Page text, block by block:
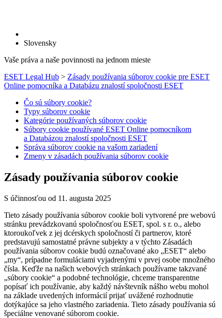
Slovensky
Vaše práva a naše povinnosti na jednom mieste
ESET Legal Hub > Zásady používania súborov cookie pre ESET
Online pomocníka a Databázu znalostí spoločnosti ESET
Čo sú súbory cookie?
Typy súborov cookie
Kategórie používaných súborov cookie
Súbory cookie používané ESET Online pomocníkom
a Databázou znalostí spoločnosti ESET
Správa súborov cookie na vašom zariadení
Zmeny v zásadách používania súborov cookie
Zásady používania súborov cookie
S účinnosťou od 11. augusta 2025
Tieto zásady používania súborov cookie boli vytvorené pre webovú
stránku prevádzkovanú spoločnosťou ESET, spol. s r. o., alebo
ktoroukoľvek z jej dcérskych spoločností či partnerov, ktoré
predstavujú samostatné právne subjekty a v týchto Zásadách
používania súborov cookie budú označované ako „ESET“ alebo
„my“, prípadne formuláciami vyjadrenými v prvej osobe množného
čísla. Keďže na našich webových stránkach používame takzvané
„súbory cookie“ a podobné technológie, chceme transparentne
popísať ich používanie, aby každý návštevník nášho webu mohol
na základe uvedených informácií prijať uvážené rozhodnutie
dotýkajúce sa jeho vlastného zariadenia. Tieto zásady používania sú
špeciálne venované súborom cookie.